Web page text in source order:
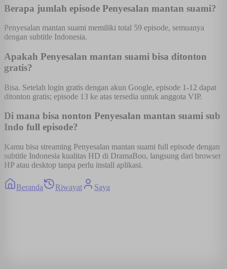
Berapa jumlah episode Penyesalan mantan suami?
Penyesalan mantan suami memiliki total 59 episode, semuanya
dengan subtitle Indonesia.
Apakah Penyesalan mantan suami bisa ditonton
gratis?
Bisa. Setelah login gratis dengan akun Google, episode 1-12 dapat
ditonton gratis; episode 13 ke atas tersedia untuk anggota VIP.
Di mana bisa nonton Penyesalan mantan suami sub
Indo full episode?
Kamu bisa streaming Penyesalan mantan suami full episode dengan
subtitle Indonesia kualitas HD di DramaBoo, langsung dari browser
HP atau desktop tanpa perlu install aplikasi.
Beranda Riwayat Saya